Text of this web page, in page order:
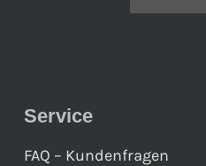
Service
FAQ – Kundenfragen